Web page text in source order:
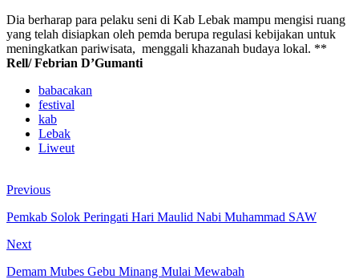
Dia berharap para pelaku seni di Kab Lebak mampu mengisi ruang
yang telah disiapkan oleh pemda berupa regulasi kebijakan untuk
meningkatkan pariwisata, menggali khazanah budaya lokal. **
Rell/ Febrian D’Gumanti
babacakan
festival
kab
Lebak
Liweut
Previous
Pemkab Solok Peringati Hari Maulid Nabi Muhammad SAW
Next
Demam Mubes Gebu Minang Mulai Mewabah